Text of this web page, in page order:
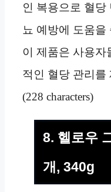
인 복용으로 혈당
뇨 예방에 도움을
이 제품은 사용자
적인 혈당 관리를
(228 characters)
8. 헬로우
개, 340g